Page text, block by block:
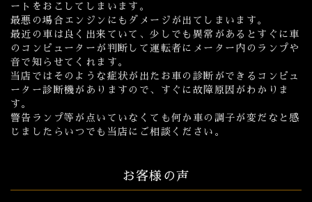
ートをおこしてしまいます。
最悪の場合エンジンにもダメージが出てしまいます。
最近の車は良く出来ていて、少しでも異常があるとすぐに車
のコンピューターが判断して運転者にメーター内のランプや
音で知らせてくれます。
当店ではそのような症状が出たお車の診断ができるコンピュ
ーター診断機がありますので、すぐに故障原因がわかりま
す。
警告ランプ等が点いていなくても何か車の調子が変だなと感
じましたらいつでも当店にご相談ください。
お客様の声